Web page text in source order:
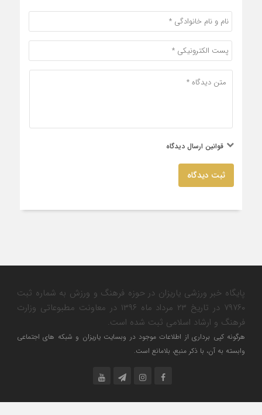
قوانین ارسال دیدگاه
ثبت دیدگاه
پایگاه خبر ورزشی یاریزان در حوزه فرهنگ و ورزش به شماره ثبت
۷۹۷۶۰ در تاریخ ۲۳ مرداد ماه ۱۳۹۶ در معاونت مطبوعاتی وزارت
فرهنگ و ارشاد اسلامی ثبت شده است.
هرگونه کپی برداری از اطلاعات موجود در وبسایت یاریزان و شبکه های اجتماعی
وابسته به آن، با ذکر منبع، بلامانع است.